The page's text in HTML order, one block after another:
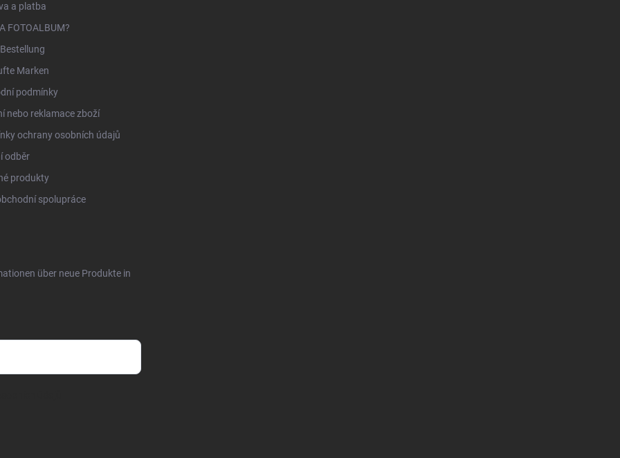
a platba
FOTOALBUM?
Marken
podmínky
nebo reklamace zboží
ochrany osobních údajů
odběr
produkty
spolupráce
über neue Produkte in